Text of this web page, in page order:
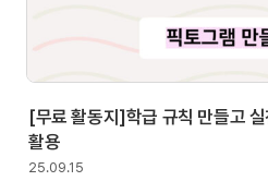
[무료 활동지]학급 규칙 만들고
활용
25.09.15